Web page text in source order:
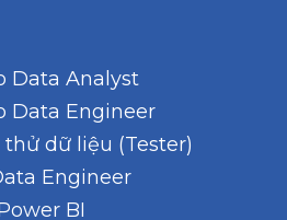
Data Analyst
Data Engineer
dữ liệu (Tester)
Engineer
BI